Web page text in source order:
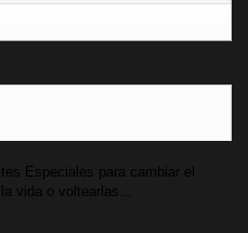
Especiales para cambiar el
vida o voltearlas...